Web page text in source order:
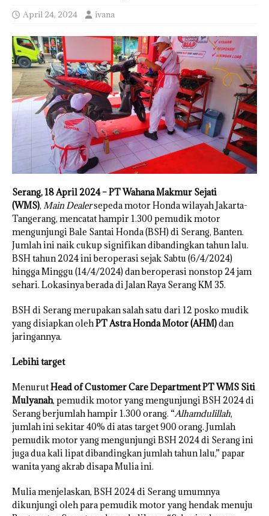
April 24, 2024 ivana
Serang, 18 April 2024 – PT Wahana Makmur Sejati
(WMS), Main Dealersepeda motor Honda wilayah Jakarta-
Tangerang, mencatat hampir 1.300 pemudik motor
mengunjungi Bale Santai Honda (BSH) di Serang, Banten.
Jumlah ini naik cukup signifikan dibandingkan tahun lalu.
BSH tahun 2024 ini beroperasi sejak Sabtu (6/4/2024)
hingga Minggu (14/4/2024) dan beroperasi nonstop 24 jam
sehari. Lokasinya berada di Jalan Raya Serang KM 35.
BSH di Serang merupakan salah satu dari 12 posko mudik
yang disiapkan olehPT Astra Honda Motor (AHM)dan
jaringannya.
Lebihi target
MenurutHead of Customer Care Department PT WMS Siti
Mulyanah, pemudik motor yang mengunjungi BSH 2024 di
Serang berjumlah hampir 1.300 orang. “Alhamdulillah,
jumlah ini sekitar 40% di atas target 900 orang. Jumlah
pemudik motor yang mengunjungi BSH 2024 di Serang ini
juga dua kali lipat dibandingkan jumlah tahun lalu,” papar
wanita yang akrab disapa Mulia ini.
Mulia menjelaskan, BSH 2024 di Serang umumnya
dikunjungi oleh para pemudik motor yang hendak menuju